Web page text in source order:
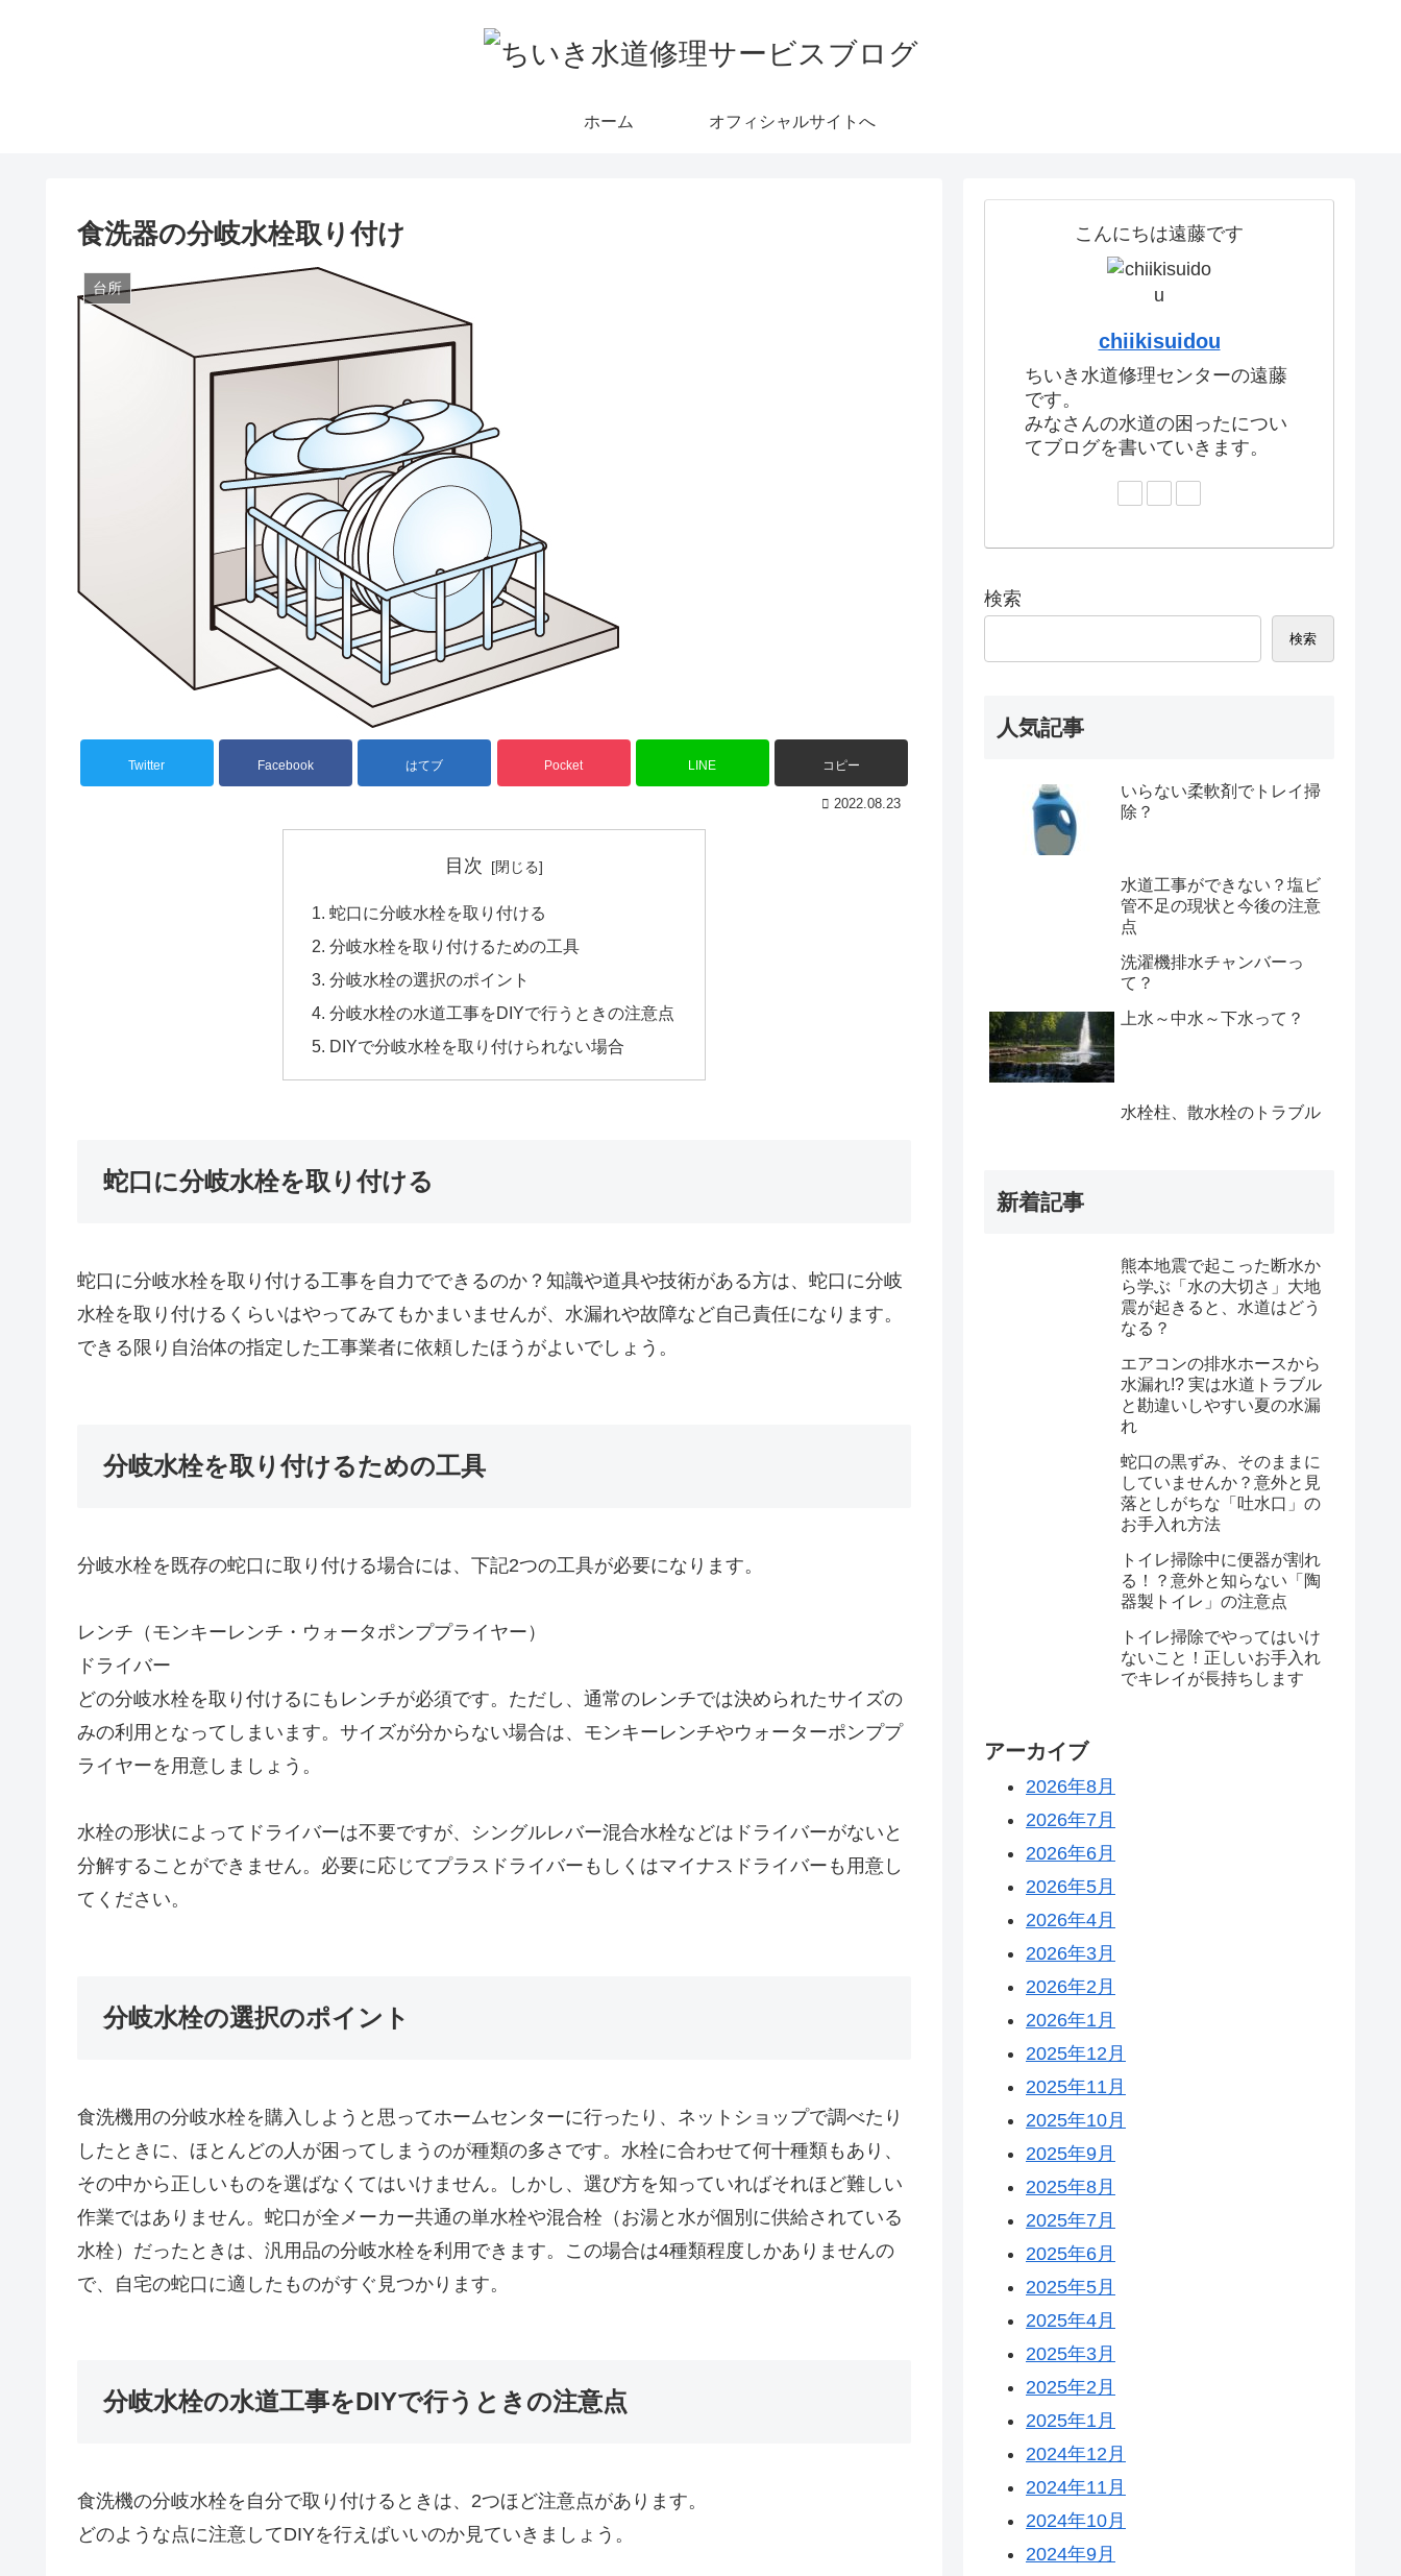
ホーム オフィシャルサイトへ
食洗器の分岐水栓取り付け
台所
Twitter Facebook はてブ Pocket LINE コピー
2022.08.23
目次
蛇口に分岐水栓を取り付ける
分岐水栓を取り付けるための工具
分岐水栓の選択のポイント
分岐水栓の水道工事をDIYで行うときの注意点
DIYで分岐水栓を取り付けられない場合
蛇口に分岐水栓を取り付ける
蛇口に分岐水栓を取り付ける工事を自力でできるのか？知識や道具や技術がある方は、蛇口に分岐
水栓を取り付けるくらいはやってみてもかまいませんが、水漏れや故障など自己責任になります。
できる限り自治体の指定した工事業者に依頼したほうがよいでしょう。
分岐水栓を取り付けるための工具
分岐水栓を既存の蛇口に取り付ける場合には、下記2つの工具が必要になります。
レンチ（モンキーレンチ・ウォータポンププライヤー）
ドライバー
どの分岐水栓を取り付けるにもレンチが必須です。ただし、通常のレンチでは決められたサイズの
みの利用となってしまいます。サイズが分からない場合は、モンキーレンチやウォーターポンププ
ライヤーを用意しましょう。
水栓の形状によってドライバーは不要ですが、シングルレバー混合水栓などはドライバーがないと
分解することができません。必要に応じてプラスドライバーもしくはマイナスドライバーも用意し
てください。
分岐水栓の選択のポイント
食洗機用の分岐水栓を購入しようと思ってホームセンターに行ったり、ネットショップで調べたり
したときに、ほとんどの人が困ってしまうのが種類の多さです。水栓に合わせて何十種類もあり、
その中から正しいものを選ばなくてはいけません。しかし、選び方を知っていればそれほど難しい
作業ではありません。蛇口が全メーカー共通の単水栓や混合栓（お湯と水が個別に供給されている
水栓）だったときは、汎用品の分岐水栓を利用できます。この場合は4種類程度しかありませんの
で、自宅の蛇口に適したものがすぐ見つかります。
分岐水栓の水道工事をDIYで行うときの注意点
食洗機の分岐水栓を自分で取り付けるときは、2つほど注意点があります。
どのような点に注意してDIYを行えばいいのか見ていきましょう。
こんにちは遠藤です
chiikisuidou
ちいき水道修理センターの遠藤
です。
みなさんの水道の困ったについ
てブログを書いていきます。
検索
検索
人気記事
いらない柔軟剤でトレイ掃
除？
水道工事ができない？塩ビ
管不足の現状と今後の注意
点
洗濯機排水チャンバーっ
て？
上水～中水～下水って？
水栓柱、散水栓のトラブル
新着記事
熊本地震で起こった断水か
ら学ぶ「水の大切さ」大地
震が起きると、水道はどう
なる？
エアコンの排水ホースから
水漏れ!? 実は水道トラブル
と勘違いしやすい夏の水漏
れ
蛇口の黒ずみ、そのままに
していませんか？意外と見
落としがちな「吐水口」の
お手入れ方法
トイレ掃除中に便器が割れ
る！？意外と知らない「陶
器製トイレ」の注意点
トイレ掃除でやってはいけ
ないこと！正しいお手入れ
でキレイが長持ちします
アーカイブ
2026年8月
2026年7月
2026年6月
2026年5月
2026年4月
2026年3月
2026年2月
2026年1月
2025年12月
2025年11月
2025年10月
2025年9月
2025年8月
2025年7月
2025年6月
2025年5月
2025年4月
2025年3月
2025年2月
2025年1月
2024年12月
2024年11月
2024年10月
2024年9月